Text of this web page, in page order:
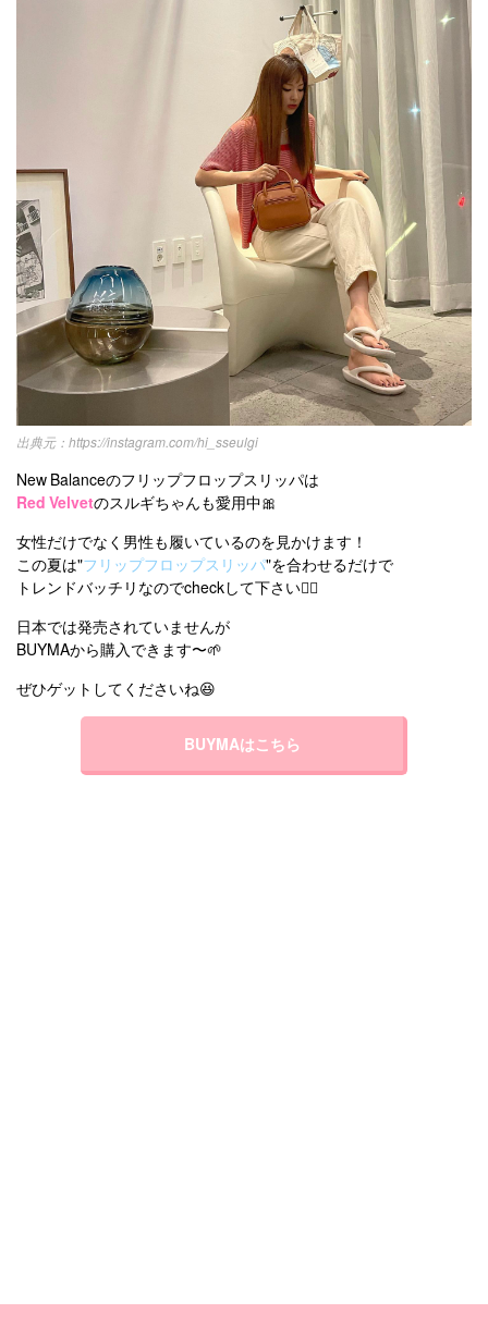
https://instagram.com/hi_sseulgi
New Balanceのフリップフロップスリッパは
Red Velvetのスルギちゃんも愛用中🎀
女性だけでなく男性も履いているのを見かけます！
この夏は"フリップフロップスリッパ"を合わせるだけで
トレンドバッチリなのでcheckして下さい👌🏻
日本では発売されていませんが
BUYMAから購入できます〜🌱
ぜひゲットしてくださいね😆
BUYMAはこちら